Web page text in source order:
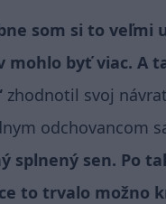
som si to
mohlo byť viac. A
zhodnotil svoj
odchovancom
splnený sen. Po
to trvalo možno